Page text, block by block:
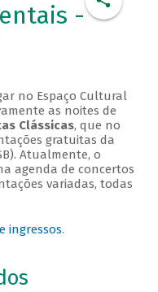
-
no Espaço Cultural
as noites de
Clássicas, que no
gratuitas da
Atualmente, o
agenda de concertos
variadas, todas
ingressos.